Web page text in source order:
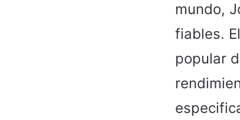
mundo,
fiables.
popular